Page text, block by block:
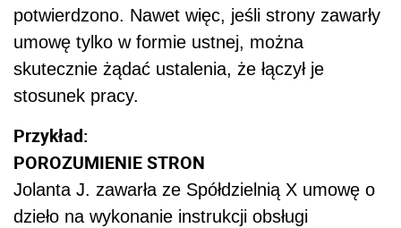
potwierdzono. Nawet więc, jeśli strony zawarły
umowę tylko w formie ustnej, można
skutecznie żądać ustalenia, że łączył je
stosunek pracy.
Przykład:
POROZUMIENIE STRON
Jolanta J. zawarła ze Spółdzielnią X umowę o
dzieło na wykonanie instrukcji obsługi